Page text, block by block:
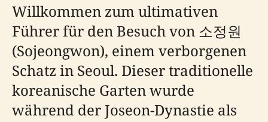
Willkommen zum ultimativen
Führer für den Besuch von 소정원
(Sojeongwon), einem verborgenen
Schatz in Seoul. Dieser traditionelle
koreanische Garten wurde
während der Joseon-Dynastie als